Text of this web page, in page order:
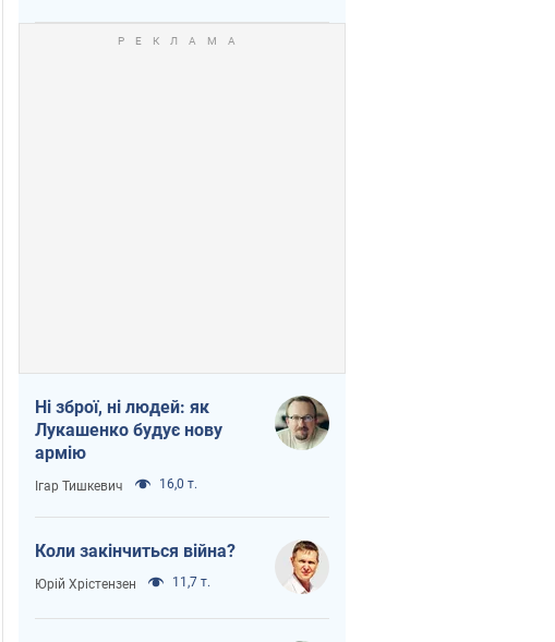
Ні зброї, ні людей: як
Лукашенко будує нову
армію
Ігар Тишкевич 16,0 т.
Коли закінчиться війна?
Юрій Хрістензен 11,7 т.